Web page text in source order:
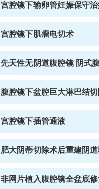
宫腔镜下输卵管妊娠保守
宫腔镜下肌瘤电切术
先天性无阴道腹腔镜 阴式
腹腔镜下盆腔巨大淋巴结
宫腔镜下插管通液
肥大阴蒂切除术后重建阴
非网片植入腹腔镜全盆底